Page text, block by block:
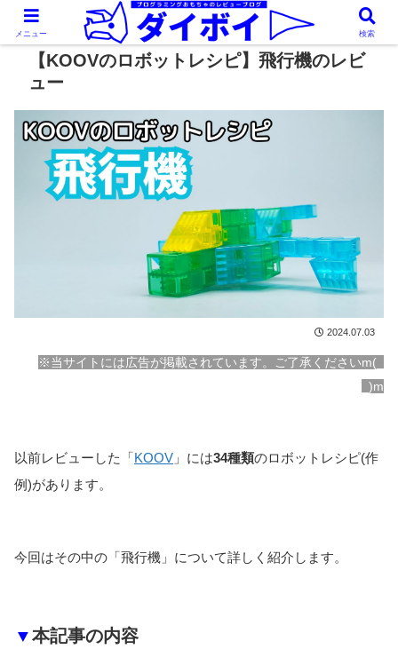
【KOOVのロボットレシピ】飛行機のレビ
ュー
2024.07.03
※当サイトには広告が掲載されています。ご了承くださいm(_
_)m
以前レビューした「KOOV 」には34種類のロボットレシピ(作
例)があります。
今回はその中の「飛行機」について詳しく紹介します。
▼本記事の内容
メニュー 検索